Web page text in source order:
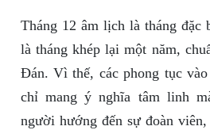
Tháng 12 âm lịch là tháng đặc
là tháng khép lại một năm,
Đán. Vì thế, các phong tục
chỉ mang ý nghĩa tâm linh
người hướng đến sự đoàn